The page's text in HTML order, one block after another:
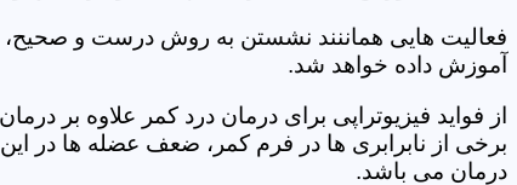
فعالیت هایی هماننند نشستن به روش درست و صحیح،
آموزش داده خواهد شد.
از فواید فیزیوتراپی برای درمان درد کمر علاوه
برخی از نابرابری ها در فرم کمر، ضعف عضله ها در
درمان می باشد.